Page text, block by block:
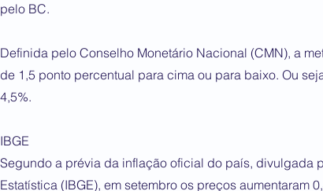
pelo BC.
Definida pelo Conselho Monetário Nacional (CMN), a
de 1,5 ponto percentual para cima ou para baixo. Ou
4,5%.
IBGE
Segundo a prévia da inflação oficial do país, divulgada
Estatística (IBGE), em setembro os preços aumentaram